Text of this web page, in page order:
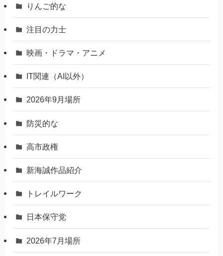
りんご的な
注目の力士
映画・ドラマ・アニメ
IT関連（AI以外）
2026年9月場所
防災的な
高市政権
新海誠作品紹介
トレイルワーク
日本保守党
2026年7月場所